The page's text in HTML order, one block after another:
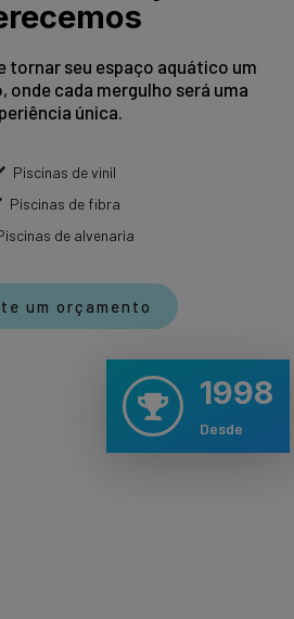
tornar seu espaço aquático um
onde cada mergulho será uma
única.
1998
Desde
Piscinas de vinil
Piscinas de fibra
de alvenaria
um orçamento